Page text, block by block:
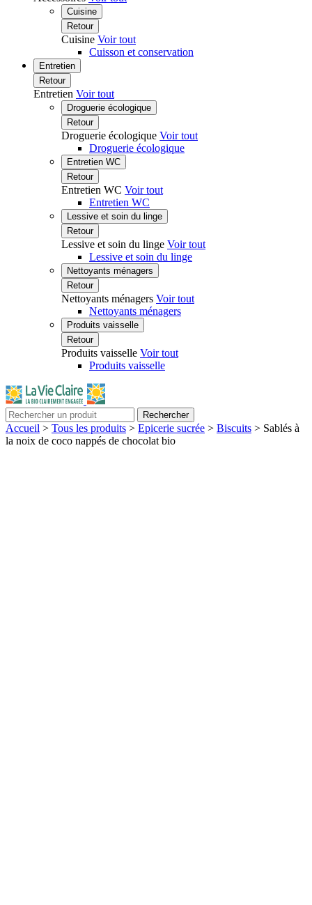
Cuisine
Retour
Cuisine Voir tout
Cuisson et conservation
Entretien
Retour
Entretien Voir tout
Droguerie écologique
Retour
Droguerie écologique Voir tout
Droguerie écologique
Entretien WC
Retour
Entretien WC Voir tout
Entretien WC
Lessive et soin du linge
Retour
Lessive et soin du linge Voir tout
Lessive et soin du linge
Nettoyants ménagers
Retour
Nettoyants ménagers Voir tout
Nettoyants ménagers
Produits vaisselle
Retour
Produits vaisselle Voir tout
Produits vaisselle
Rechercher
Accueil > Tous les produits > Epicerie sucrée > Biscuits > Sablés à
la noix de coco nappés de chocolat bio